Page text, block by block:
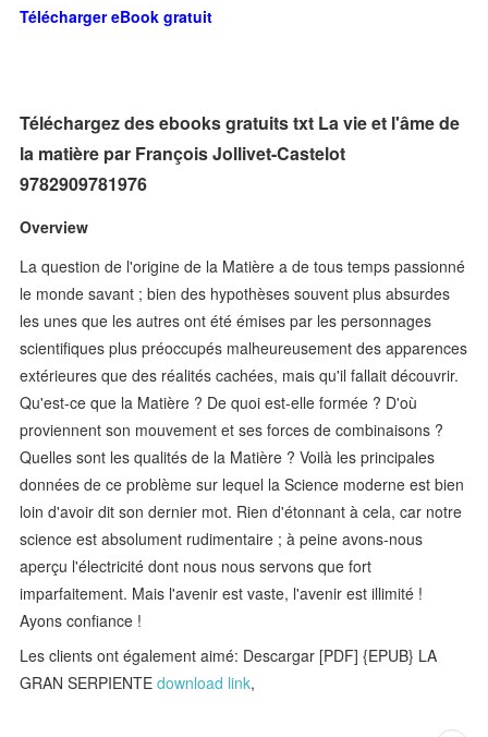
Télécharger eBook gratuit
Téléchargez des ebooks gratuits txt La vie et l'âme de
la matière par François Jollivet-Castelot
9782909781976
Overview
La question de l'origine de la Matière a de tous temps passionné
le monde savant ; bien des hypothèses souvent plus absurdes
les unes que les autres ont été émises par les personnages
scientifiques plus préoccupés malheureusement des apparences
extérieures que des réalités cachées, mais qu'il fallait découvrir.
Qu'est-ce que la Matière ? De quoi est-elle formée ? D'où
proviennent son mouvement et ses forces de combinaisons ?
Quelles sont les qualités de la Matière ? Voilà les principales
données de ce problème sur lequel la Science moderne est bien
loin d'avoir dit son dernier mot. Rien d'étonnant à cela, car notre
science est absolument rudimentaire ; à peine avons-nous
aperçu l'électricité dont nous nous servons que fort
imparfaitement. Mais l'avenir est vaste, l'avenir est illimité !
Ayons confiance !
Les clients ont également aimé: Descargar [PDF] {EPUB} LA
GRAN SERPIENTEdownload link,